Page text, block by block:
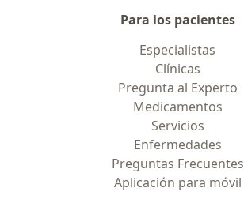
Para los pacientes
Especialistas
Clínicas
Pregunta al Experto
Medicamentos
Servicios
Enfermedades
Preguntas Frecuentes
Aplicación para móvil